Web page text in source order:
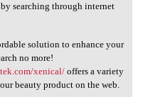
searching through internet
solution to enhance your
no more!
xenical/offers a variety
beauty product on the web.